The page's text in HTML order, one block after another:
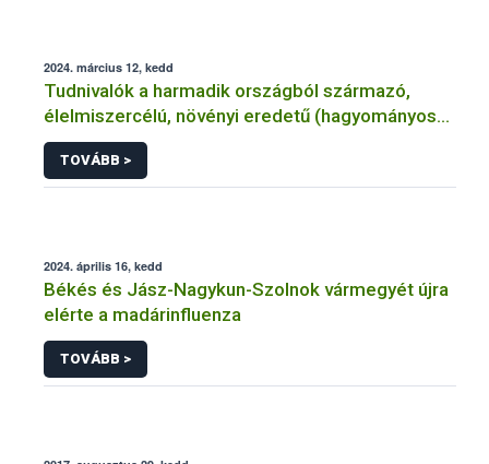
2024. március 12, kedd
Tudnivalók a harmadik országból származó,
élelmiszercélú, növényi eredetű (hagyományos
és ökológiai/átállási) termékek mintavételének
költségéről
TOVÁBB >
2024. április 16, kedd
Békés és Jász-Nagykun-Szolnok vármegyét újra
elérte a madárinfluenza
TOVÁBB >